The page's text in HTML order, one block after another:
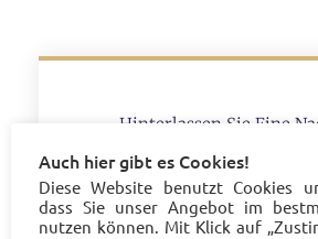
Hinterlassen Sie Eine
Auch hier gibt es Cookies!
Diese Website benutzt Cookies
dass Sie unser Angebot im
nutzen können. Mit Klick auf